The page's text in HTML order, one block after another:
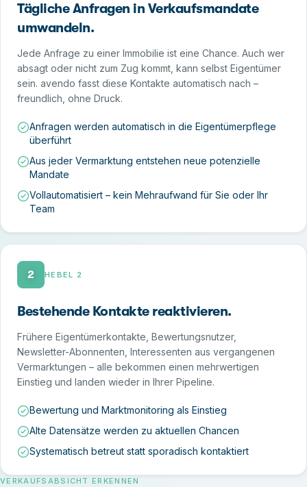
Tägliche Anfragen in Verkaufsmandate
umwandeln.
Jede Anfrage zu einer Immobilie ist eine Chance. Auch wer
absagt oder nicht zum Zug kommt, kann selbst Eigentümer
sein. avendo fasst diese Kontakte automatisch nach –
freundlich, ohne Druck.
Anfragen werden automatisch in die Eigentümerpflege
überführt
Aus jeder Vermarktung entstehen neue potenzielle
Mandate
Vollautomatisiert – kein Mehraufwand für Sie oder Ihr
Team
2 HEBEL 2
Bestehende Kontakte reaktivieren.
Frühere Eigentümerkontakte, Bewertungsnutzer,
Newsletter-Abonnenten, Interessenten aus vergangenen
Vermarktungen – alle bekommen einen mehrwertigen
Einstieg und landen wieder in Ihrer Pipeline.
Bewertung und Marktmonitoring als Einstieg
Alte Datensätze werden zu aktuellen Chancen
Systematisch betreut statt sporadisch kontaktiert
VERKAUFSABSICHT ERKENNEN